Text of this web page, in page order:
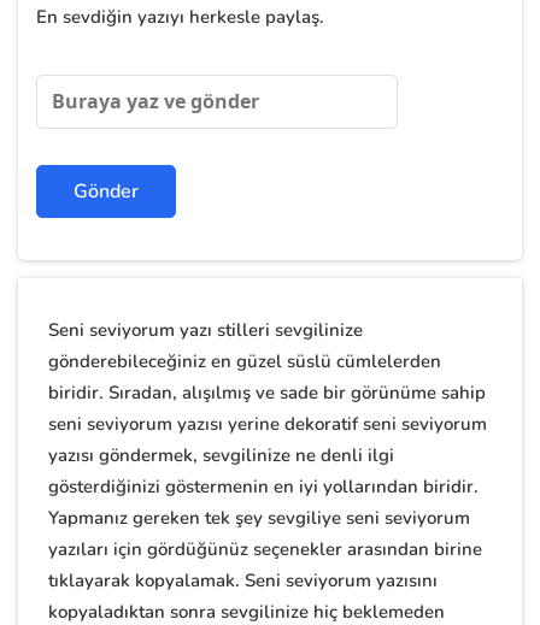
En sevdiğin yazıyı herkesle paylaş.
Seni seviyorum yazı stilleri sevgilinize
gönderebileceğiniz en güzel süslü cümlelerden
biridir. Sıradan, alışılmış ve sade bir görünüme sahip
seni seviyorum yazısı yerine dekoratif seni seviyorum
yazısı göndermek, sevgilinize ne denli ilgi
gösterdiğinizi göstermenin en iyi yollarından biridir.
Yapmanız gereken tek şey sevgiliye seni seviyorum
yazıları için gördüğünüz seçenekler arasından birine
tıklayarak kopyalamak. Seni seviyorum yazısını
kopyaladıktan sonra sevgilinize hiç beklemeden